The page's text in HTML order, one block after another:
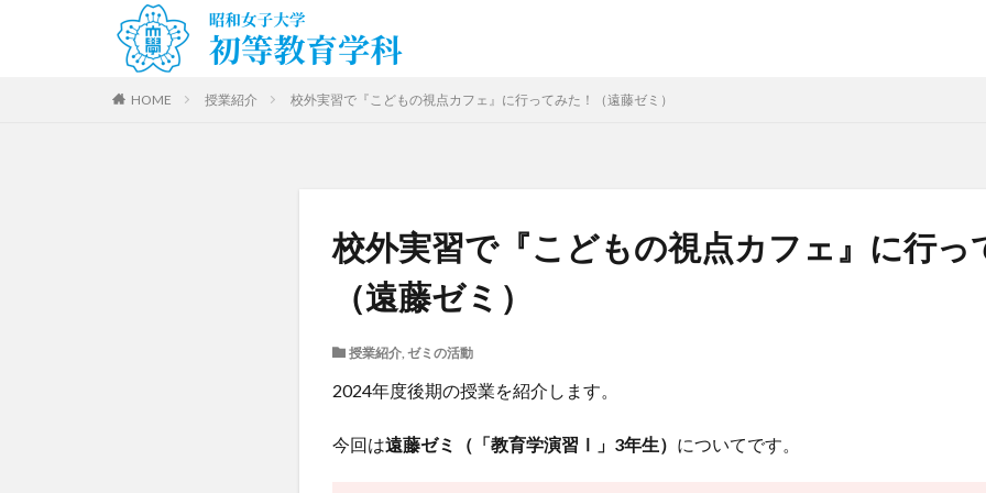
HOME 授業紹介 校外実習で『こどもの視点カフェ』に行ってみた！（遠藤ゼミ）
校外実習で『こどもの視点カフェ』に行っ
（遠藤ゼミ）
授業紹介, ゼミの活動
2024年度後期の授業を紹介します。
今回は遠藤ゼミ（「教育学演習Ⅰ」3年生） についてです。